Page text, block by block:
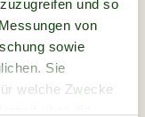
und so
von
sowie
Sie
welche Zwecke